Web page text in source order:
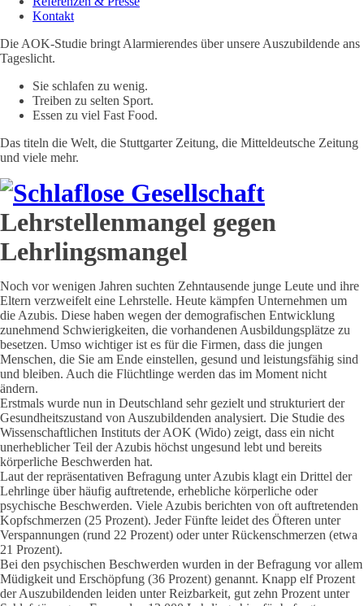
Kontakt
Die AOK-Studie bringt Alarmierendes über unsere Auszubildende ans
Tageslicht.
Sie schlafen zu wenig.
Treiben zu selten Sport.
Essen zu viel Fast Food.
Das titeln die Welt, die Stuttgarter Zeitung, die Mitteldeutsche Zeitung
und viele mehr.
Lehrstellenmangel gegen
Lehrlingsmangel
Noch vor wenigen Jahren suchten Zehntausende junge Leute und ihre
Eltern verzweifelt eine Lehrstelle. Heute kämpfen Unternehmen um
die Azubis. Diese haben wegen der demografischen Entwicklung
zunehmend Schwierigkeiten, die vorhandenen Ausbildungsplätze zu
besetzen. Umso wichtiger ist es für die Firmen, dass die jungen
Menschen, die Sie am Ende einstellen, gesund und leistungsfähig sind
und bleiben. Auch die Flüchtlinge werden das im Moment nicht
ändern.
Erstmals wurde nun in Deutschland sehr gezielt und strukturiert der
Gesundheitszustand von Auszubildenden analysiert. Die Studie des
Wissenschaftlichen Instituts der AOK (Wido) zeigt, dass ein nicht
unerheblicher Teil der Azubis höchst ungesund lebt und bereits
körperliche Beschwerden hat.
Laut der repräsentativen Befragung unter Azubis klagt ein Drittel der
Lehrlinge über häufig auftretende, erhebliche körperliche oder
psychische Beschwerden. Viele Azubis berichten von oft auftretenden
Kopfschmerzen (25 Prozent). Jeder Fünfte leidet des Öfteren unter
Verspannungen (rund 22 Prozent) oder unter Rückenschmerzen (etwa
21 Prozent).
Bei den psychischen Beschwerden wurden in der Befragung vor allem
Müdigkeit und Erschöpfung (36 Prozent) genannt. Knapp elf Prozent
der Auszubildenden leiden unter Reizbarkeit, gut zehn Prozent unter